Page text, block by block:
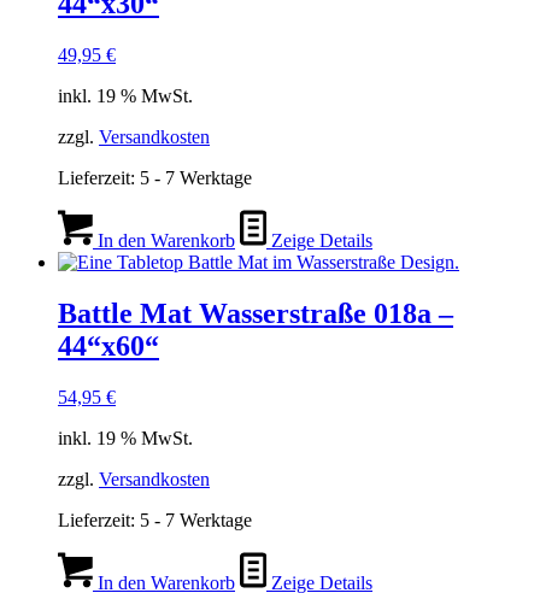
49,95 €
inkl. 19 % MwSt.
zzgl. Versandkosten
Lieferzeit: 5 - 7 Werktage
In den Warenkorb Zeige Details
Battle Mat Wasserstraße 018a –
44“x60“
54,95 €
inkl. 19 % MwSt.
zzgl. Versandkosten
Lieferzeit: 5 - 7 Werktage
In den Warenkorb Zeige Details